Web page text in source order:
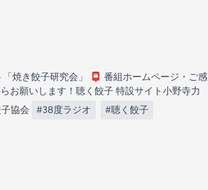
焼き餃子研究会」
📮 番組ホームページ・ご感
お願いします！ 聴く餃子 特設サイト 小野寺力
協会 #38度ラジオ #聴く餃子